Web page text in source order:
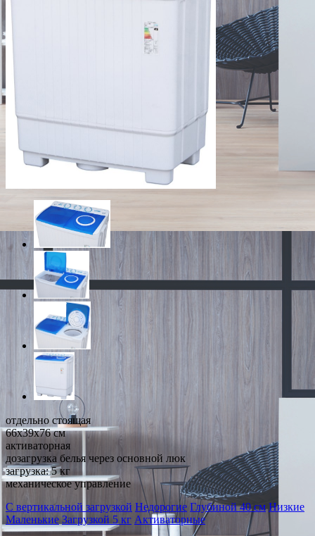
отдельно стоящая
66x39x76 см
активаторная
дозагрузка белья через основной люк
загрузка: 5 кг
механическое управление
С вертикальной загрузкой Недорогие Глубиной 40 см Низкие
Маленькие Загрузкой 5 кг Активаторные